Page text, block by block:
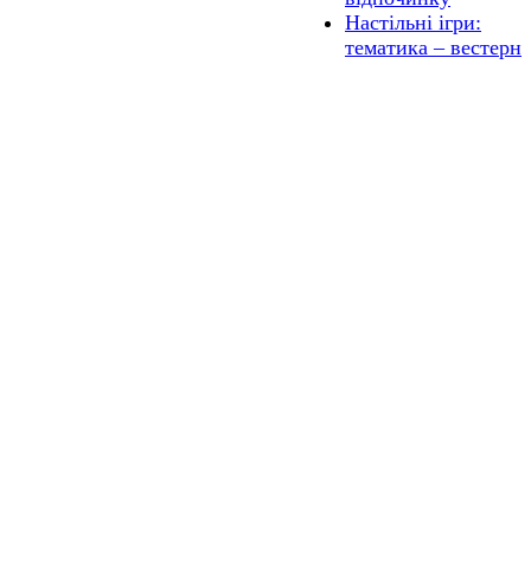
Настільні ігри:
тематика – вестерн